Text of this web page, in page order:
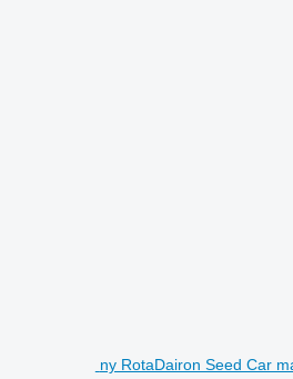
ny RotaDairon Seed Car